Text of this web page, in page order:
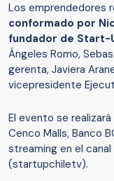
Los emprendedores
conformado por
fundador de Start-
Ángeles Romo,
gerenta, Javiera
vicepresidente
El evento se
Cenco Malls, Banco
streaming en el
(startupchiletv).